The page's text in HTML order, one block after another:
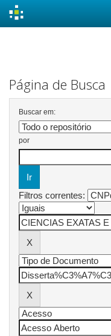
Página de Busca
Buscar em:
por
Filtros correntes: